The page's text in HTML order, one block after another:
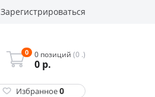
Зарегистрироваться
0 0 позиций (0 .)
0 р.
Избранное0